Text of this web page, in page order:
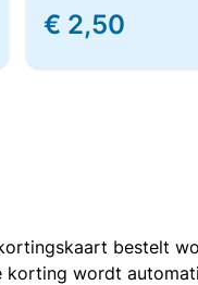
€ 2,50
bestelt
wordt